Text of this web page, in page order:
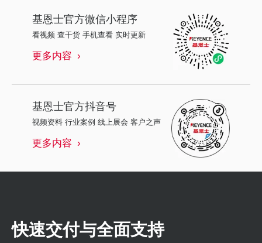
基恩士官方微信小程序
看视频 查干货 手机查看 实时更新
更多内容
基恩士官方抖音号
视频资料 行业案例 线上展会 客户之声
更多内容
快速交付与全面支持